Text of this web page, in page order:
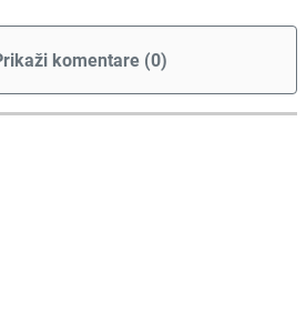
komentare (0)